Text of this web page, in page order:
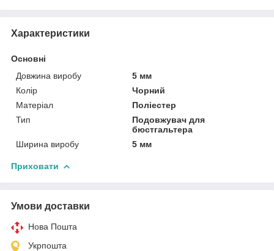
Характеристики
Основні
Довжина виробу
5 мм
Колір
Чорний
Матеріал
Поліестер
Тип
Подовжувач для
бюстгальтера
Ширина виробу
5 мм
Приховати
Умови доставки
Нова Пошта
Укрпошта